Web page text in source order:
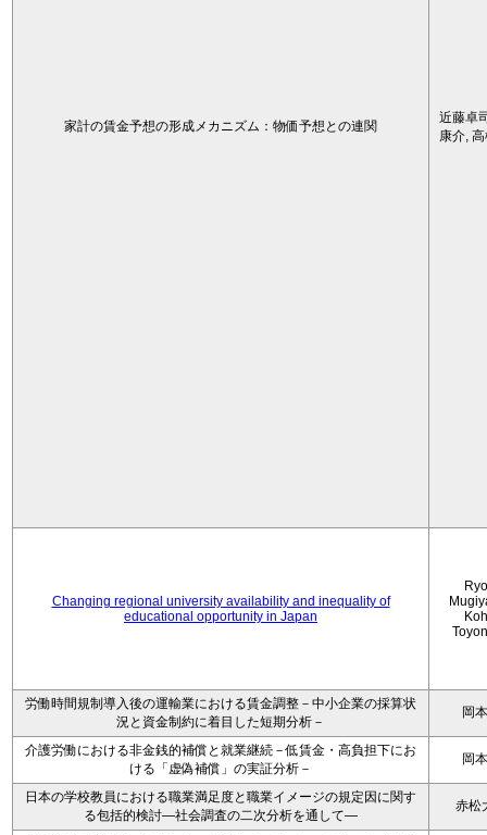
家計の賃金予想の形成メカニズム：物価予想との連関
近藤卓
康介,
Changing regional university availability and inequality of
educational opportunity in Japan
労働時間規制導入後の運輸業における賃金調整－中小企業の採算状
況と資金制約に着目した短期分析－
岡
介護労働における非金銭的補償と就業継続－低賃金・高負担下にお
ける「虚偽補償」の実証分析－
岡
日本の学校教員における職業満足度と職業イメージの規定因に関す
る包括的検討―社会調査の二次分析を通して―
赤松